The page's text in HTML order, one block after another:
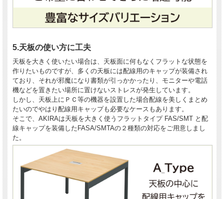
5.天板の使い方に工夫
天板を大きく使いたい場合は、天板面に何もなくフラットな状態を
作りたいものですが、多くの天板には配線用のキャップが装備され
ており、それが邪魔になり書類が引っかかったり、モニターや電話
機などを置きたい場所に置けないストレスが発生しています。
しかし、天板上にＰＣ等の機器を設置した場合配線を美しくまとめ
たいのでやはり配線用キャップも必要なケースもあります。
そこで、AKIRAは天板を大きく使うフラットタイプ FAS/SMT と配
線キャップを装備したFASA/SMTAの２種類の対応をご用意しまし
た。